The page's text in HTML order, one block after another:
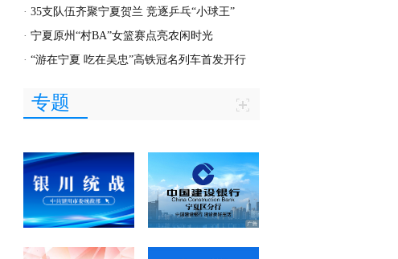
· 35支队伍齐聚宁夏贺兰 竞逐乒乓“小球王”
· 宁夏原州“村BA”女篮赛点亮农闲时光
· “游在宁夏 吃在吴忠”高铁冠名列车首发开行
专题